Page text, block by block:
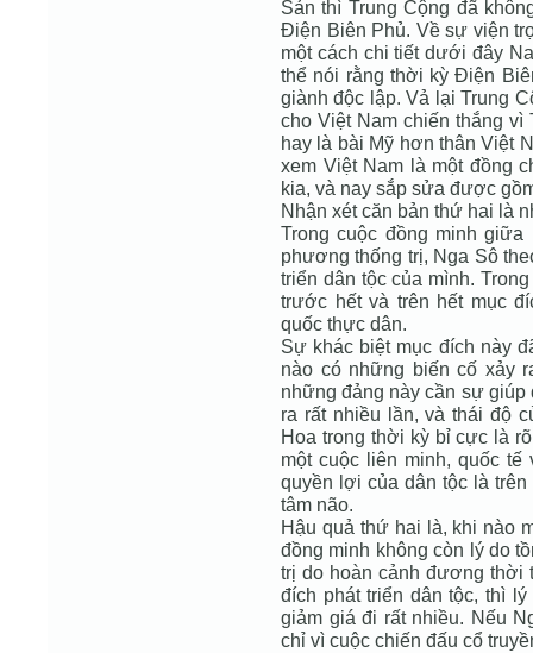
Sản thì Trung Cộng đã
Điện Biên Phủ. Về sự viện
một cách chi tiết dưới đây
thể nói rằng thời kỳ Điện
giành độc lập. Vả lại Trung
cho Việt Nam chiến thắng
hay là bài Mỹ hơn thân Việt
xem Việt Nam là một đồng
kia, và nay sắp sửa được
Nhận xét căn bản thứ hai là
Trong cuộc đồng minh
phương thống trị, Nga Sô
triển dân tộc của mình.
trước hết và trên hết mục
quốc thực dân.
Sự khác biệt mục đích này
nào có những biến cố xảy
những đảng này cần sự
ra rất nhiều lần, và thái độ
Hoa trong thời kỳ bỉ cực là
một cuộc liên minh, quốc
quyền lợi của dân tộc là
tâm não.
Hậu quả thứ hai là, khi nào
đồng minh không còn lý do
trị do hoàn cảnh đương thời
đích phát triển dân tộc, thì
giảm giá đi rất nhiều. Nếu
chỉ vì cuộc chiến đấu cổ